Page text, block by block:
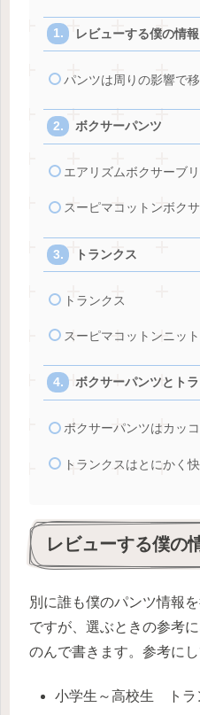
レビューする僕の情報
パンツは周りの影響で
ボクサーパンツ
エアリズムボクサーブ
スーピマコットンボク
トランクス
トランクス
スーピマコットンニッ
ボクサーパンツとト
ボクサーパンツはカッ
トランクスはとにかく
レビューする僕の
別に誰も僕のパンツ情報
ですが、選ぶときの参考
のんで書きます。参考にし
小学生～高校生 トラ